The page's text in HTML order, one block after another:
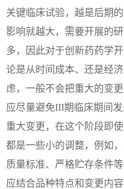
关键临床试验，越是后期
影响就越大，需要开展的
多，因此对于创新药药学
论是从时间成本、还是经
虑，一般不会把重大的变更
应尽量避免III期临床期间
重大变更，在这个阶段即
都是一些小的调整，例如
质量标准、严格贮存条件等
应结合品种特点和变更内